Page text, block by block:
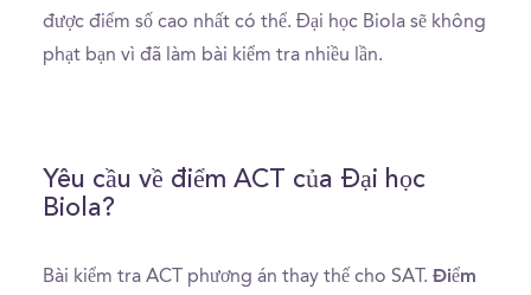
được điểm số cao nhất có thể. Đại học Biola sẽ không
phạt bạn vì đã làm bài kiểm tra nhiều lần.
Yêu cầu về điểm ACT của Đại học
Biola?
Bài kiểm tra ACT phương án thay thế cho SAT. Điểm